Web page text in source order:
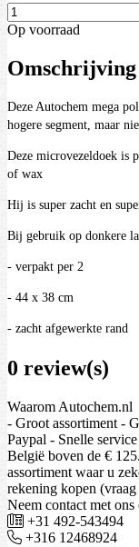
Op voorraad
Omschrijving
Deze Autochem mega
hogere segment, maar
Deze microvezeldoek is
of wax
Hij is super zacht en
Bij gebruik op donkere
- verpakt per 2
- 44 x 38 cm
- zacht afgewerkte rand
0 review(s)
Waarom Autochem.nl
- Groot assortiment -
Paypal - Snelle
België boven de €
assortiment waar u
rekening kopen
Neem contact met ons
+31 492-543494
+316 12468924